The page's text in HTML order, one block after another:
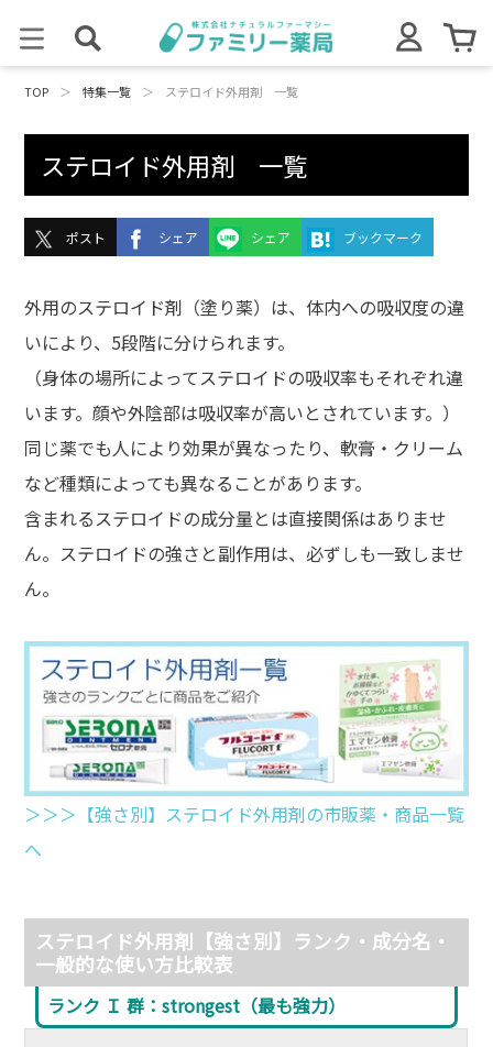
TOP ＞ 特集一覧 ＞ ステロイド外用剤 一覧
ステロイド外用剤 一覧
ポスト シェア シェア ブックマーク
外用のステロイド剤（塗り薬）は、体内への吸収度の違
いにより、5段階に分けられます。
（身体の場所によってステロイドの吸収率もそれぞれ違
います。顔や外陰部は吸収率が高いとされています。）
同じ薬でも人により効果が異なったり、軟膏・クリーム
など種類によっても異なることがあります。
含まれるステロイドの成分量とは直接関係はありませ
ん。ステロイドの強さと副作用は、必ずしも一致しませ
ん。
＞＞＞【強さ別】ステロイド外用剤の市販薬・商品一覧
へ
ステロイド外用剤【強さ別】ランク・成分名・
一般的な使い方比較表
ランク Ｉ 群：strongest（最も強力）